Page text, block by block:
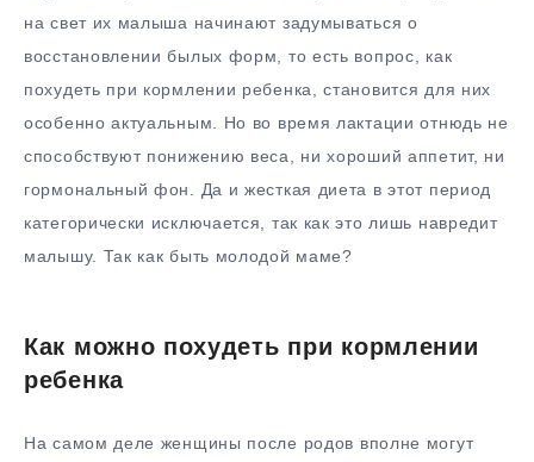
на свет их малыша начинают задумываться о
восстановлении былых форм, то есть вопрос, как
похудеть при кормлении ребенка, становится для них
особенно актуальным. Но во время лактации отнюдь не
способствуют понижению веса, ни хороший аппетит, ни
гормональный фон. Да и жесткая диета в этот период
категорически исключается, так как это лишь навредит
малышу. Так как быть молодой маме?
Как можно похудеть при кормлении
ребенка
На самом деле женщины после родов вполне могут